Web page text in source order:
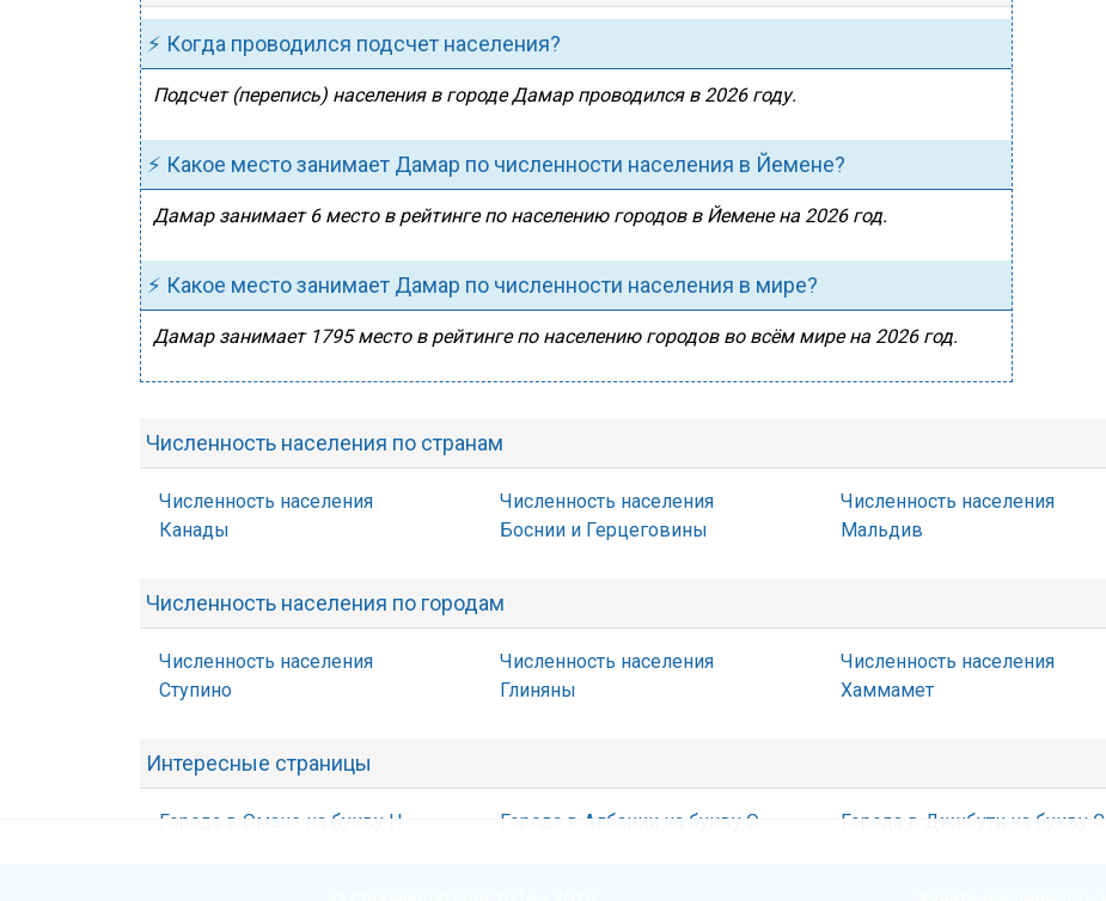
⚡ Когда проводился подсчет населения?
Подсчет (перепись) населения в городе Дамар проводился в 2026 году.
⚡ Какое место занимает Дамар по численности населения в Йемене?
Дамар занимает 6 место в рейтинге по населению городов в Йемене на 2026 год.
⚡ Какое место занимает Дамар по численности населения в мире?
Дамар занимает 1795 место в рейтинге по населению городов во всём мире на 2026 год.
Численность населения по странам
Численность населения
Канады
Численность населения
Боснии и Герцеговины
Численность населения
Мальдив
Численность населения по городам
Численность населения
Ступино
Численность населения
Глиняны
Численность населения
Хаммамет
Интересные страницы
Города в Омане на букву Н Города в Албании на букву О Города в Джибути на букву С